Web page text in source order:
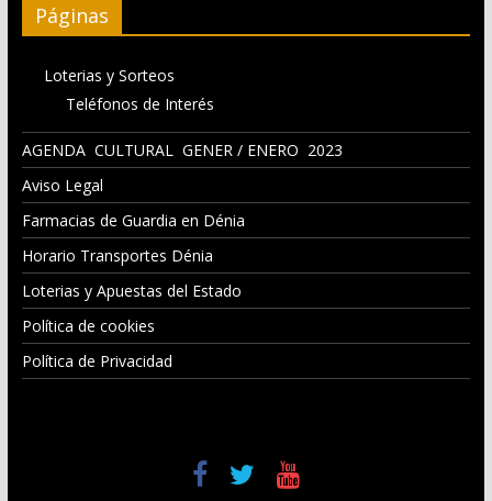
Páginas
Loterias y Sorteos
Teléfonos de Interés
AGENDA CULTURAL GENER / ENERO 2023
Aviso Legal
Farmacias de Guardia en Dénia
Horario Transportes Dénia
Loterias y Apuestas del Estado
Política de cookies
Política de Privacidad